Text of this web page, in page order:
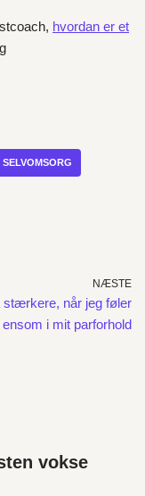
hvordan er et
SELVOMSORG
NÆSTE
stærkere, når jeg føler
ensom i mit parforhold
vokse